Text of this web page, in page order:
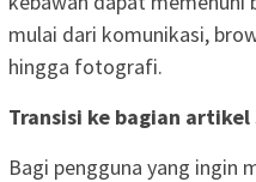
mulai dari komunikasi,
hingga fotografi.
Transisi ke bagian
Bagi pengguna yang ingin